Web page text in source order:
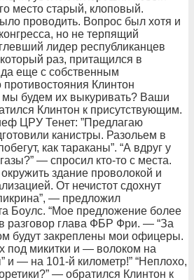
место старый, клоповый.
проводить. Вопрос был хотя и
но не терпящий
лидер республиканцев
раз, притащился в
да еще с собственным
Клинтон
мы будем их выкуривать? Ваши
Клинтон к присутствующим.
ЦРУ Тенет: ”Предлагаю
канистры. Разольем в
как тараканы”. “А вдруг у
— спросил кто-то с места.
здание проволокой и
От нечистот сдохнут
— предложил
Боулс. “Мое предложение более
разговор глава ФБР Фри. — “За
будут закреплены мои офицеры.
под микитки и — волоком на
и — на 101-й километр!” “Неплохо,
— обратился Клинтон к